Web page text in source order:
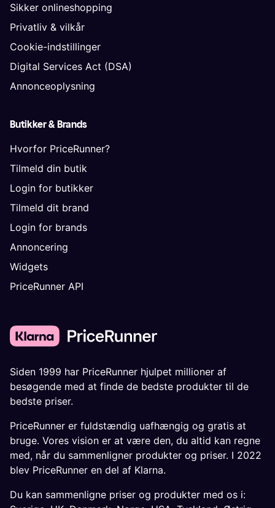
Sikker onlineshopping
Privatliv & vilkår
Cookie-indstillinger
Digital Services Act (DSA)
Annonceoplysning
Butikker & Brands
Hvorfor PriceRunner?
Tilmeld din butik
Login for butikker
Tilmeld dit brand
Login for brands
Annoncering
Widgets
PriceRunner API
Siden 1999 har PriceRunner hjulpet millioner af
besøgende med at finde de bedste produkter til de
bedste priser.
PriceRunner er fuldstændig uafhængig og gratis at
bruge. Vores vision er at være den, du altid kan regne
med, når du sammenligner produkter og priser. I 2022
blev PriceRunner en del af Klarna.
Du kan sammenligne priser og produkter med os i: